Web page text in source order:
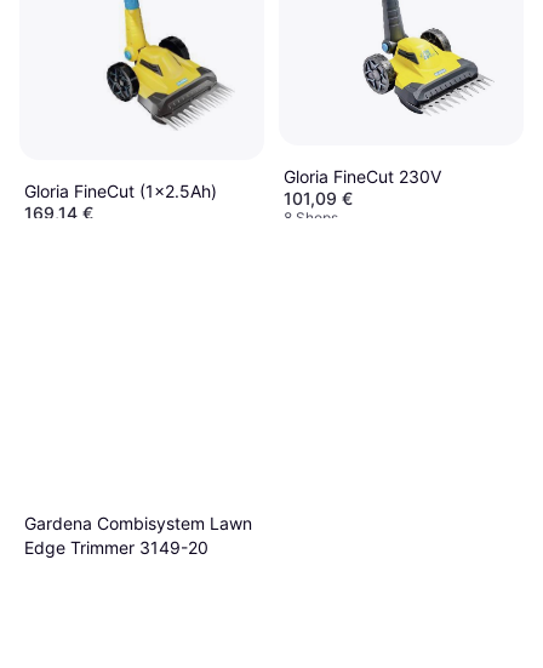
Gloria FineCut (1x2.5Ah)
169,14 €
Gloria FineCut 230V
101,09 €
8 Shops
Gardena Combisystem Lawn
Edge Trimmer 3149-20